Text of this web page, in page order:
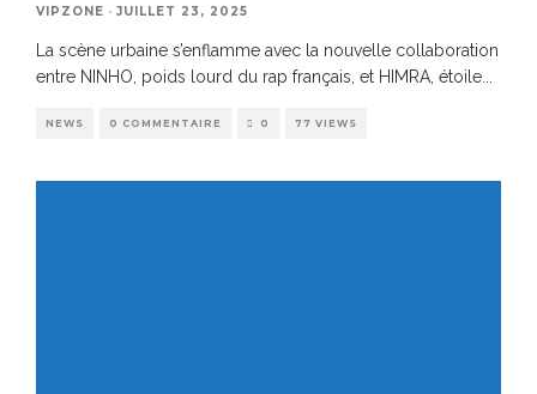
VIPZONE · JUILLET 23, 2025
La scène urbaine s’enflamme avec la nouvelle collaboration
entre NINHO, poids lourd du rap français, et HIMRA, étoile
NEWS 0 COMMENTAIRE 0 77 VIEWS